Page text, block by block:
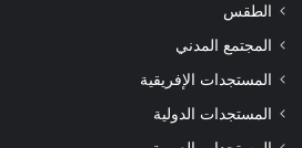
الطقس
المجتمع المدني
المستجدات الإفريقية
المستجدات الدولية